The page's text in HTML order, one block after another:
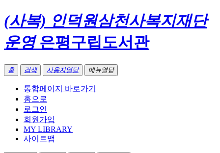
(사복) 인덕원삼천사복지재단
운영은평구립도서관
홈 검색 사용자열닫 메뉴열닫
통합페이지 바로가기
홈으로
로그인
회원가입
MY LIBRARY
사이트맵